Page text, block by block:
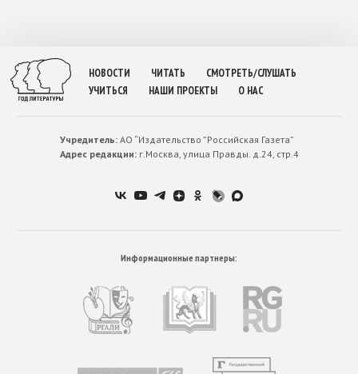
НОВОСТИ ЧИТАТЬ
СМОТРЕТЬ/СЛУШАТЬ
УЧИТЬСЯ
НАШИ ПРОЕКТЫ О НАС
Учредитель:АО “Издательство ”Российская Газета”
Адрес редакции:г.Москва, улица Правды. д.24, стр.4
Информационные партнеры: